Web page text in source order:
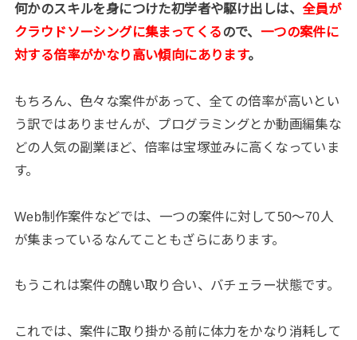
何かのスキルを身につけた初学者や駆け出しは、 全員が
クラウドソーシングに集まってくるので、 一つの案件に
対する倍率がかなり高い傾向にあります。
もちろん、色々な案件があって、全ての倍率が高いとい
う訳ではありませんが、プログラミングとか動画編集な
どの人気の副業ほど、倍率は宝塚並みに高くなっていま
す。
Web制作案件などでは、一つの案件に対して50〜70人
が集まっているなんてこともざらにあります。
もうこれは案件の醜い取り合い、バチェラー状態です。
これでは、案件に取り掛かる前に体力をかなり消耗して